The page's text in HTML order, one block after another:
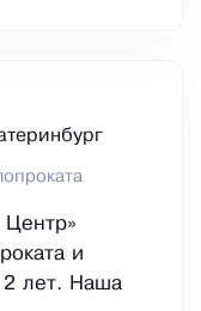
Центр»
и
лет. Наша